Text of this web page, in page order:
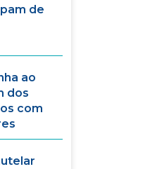
de
ao
dos
com